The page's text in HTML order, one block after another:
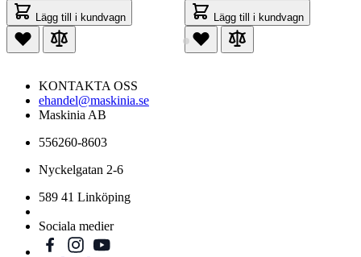
Lägg till i kundvagn Lägg till i kundvagn
KONTAKTA OSS
ehandel@maskinia.se
Maskinia AB
556260-8603
Nyckelgatan 2-6
589 41 Linköping
Sociala medier